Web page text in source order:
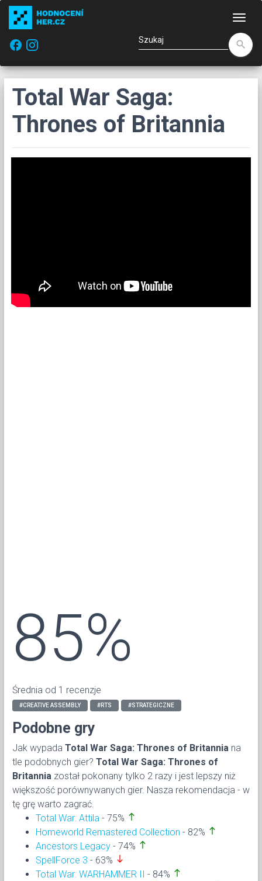
facebook
search
Total War Saga:
Thrones of Britannia
85%
Średnia od 1 recenzje
#CREATIVE ASSEMBLY #RTS #STRATEGICZNE
Podobne gry
Jak wypada Total War Saga: Thrones of Britannia na
tle podobnych gier? Total War Saga: Thrones of
Britannia został pokonany tylko 2 razy i jest lepszy niż
większość porównywanych gier. Nasza rekomendacja - w
tę grę warto zagrać.
Total War: Attila - 75% north
Homeworld Remastered Collection - 82% north
Ancestors Legacy - 74% north
SpellForce 3 - 63% south
Total War: WARHAMMER II - 84% north